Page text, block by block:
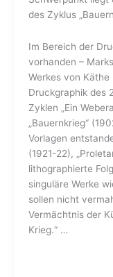
des Zyklus
Im Bereich der
vorhanden –
Werkes von
Druckgraphik des
Zyklen „Ein
„Bauernkrieg“
Vorlagen
(1921-22),
lithographierte
singuläre Werke
sollen nicht
Vermächtnis der
Krieg.“ …